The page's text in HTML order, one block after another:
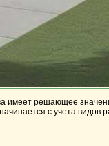
имеет решающее
с учета